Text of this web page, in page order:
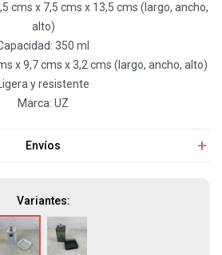
cms x 7,5 cms x 13,5 cms (largo, ancho,
alto)
350 ml
x 9,7 cms x 3,2 cms (largo, ancho, alto)
Ligera y resistente
Marca: UZ
Envíos
Variantes: